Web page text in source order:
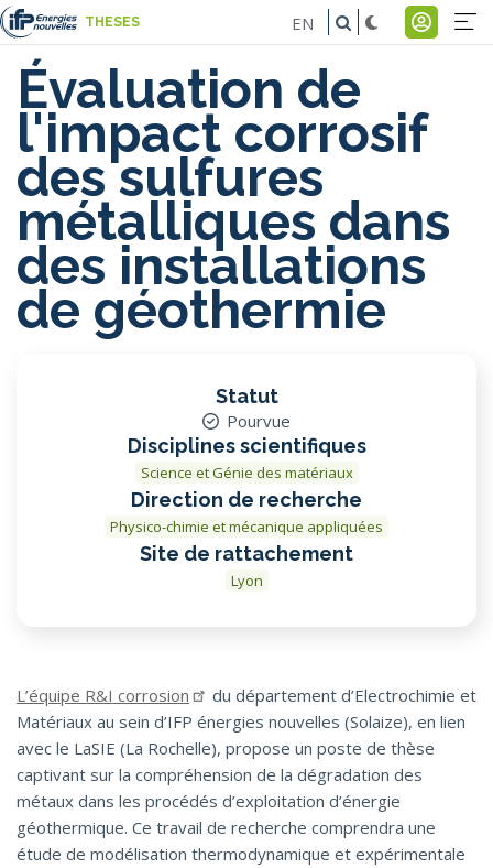
Aller
au
contenu
principal
THESES
Menu
EN
Évaluation de
l'impact corrosif
des sulfures
métalliques dans
des installations
de géothermie
Statut
Pourvue
Disciplines scientifiques
Science et Génie des matériaux
Direction de recherche
Physico-chimie et mécanique appliquées
Site de rattachement
Lyon
L’équipe R&I corrosion
du département d’Electrochimie et
Matériaux au sein d’IFP énergies nouvelles (Solaize), en lien
avec le LaSIE (La Rochelle), propose un poste de thèse
captivant sur la compréhension de la dégradation des
métaux dans les procédés d’exploitation d’énergie
géothermique. Ce travail de recherche comprendra une
étude de modélisation thermodynamique et expérimentale